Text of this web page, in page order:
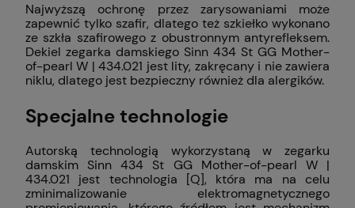
Najwyższą ochronę przez zarysowaniami może
zapewnić tylko szafir, dlatego też szkiełko wykonano
ze szkła szafirowego z obustronnym antyrefleksem.
Dekiel zegarka damskiego Sinn 434 St GG Mother-
of-pearl W | 434.021 jest lity, zakręcany i nie zawiera
niklu, dlatego jest bezpieczny również dla alergików.
Specjalne technologie
Autorską technologią wykorzystaną w zegarku
damskim Sinn 434 St GG Mother-of-pearl W |
434.021 jest technologia [Q], która ma na celu
zminimalizowanie elektromagnetycznego